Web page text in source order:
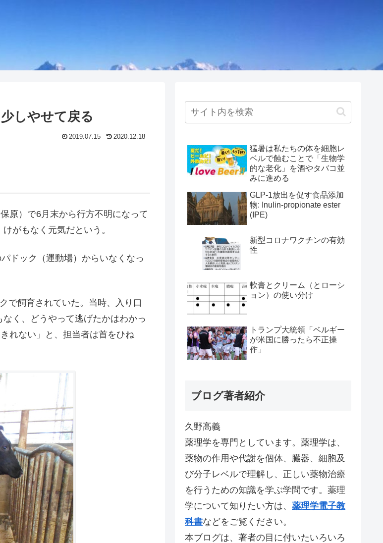
しやせて戻る
2019.07.15 2020.12.18
原）で6月末から行方不明になって
がもなく元気だという。
ドック（運動場）からいなくなっ
で飼育されていた。当時、入り口
く、どうやって逃げたかはわかっ
れない」と、担当者は首をひね
猛暑は私たちの体を細胞レ
ベルで蝕むことで「生物学
的な老化」を酒やタバコ並
みに進める
GLP-1放出を促す食品添加
物: Inulin-propionate ester
(IPE)
新型コロナワクチンの有効
性
軟膏とクリーム（とローシ
ョン）の使い分け
トランプ大統領「ベルギー
が米国に勝ったら不正操
作」
ブログ著者紹介
久野高義
薬理学を専門としています。薬理学は、
薬物の作用や代謝を個体、臓器、細胞及
び分子レベルで理解し、正しい薬物治療
を行うための知識を学ぶ学問です。薬理
学について知りたい方は、 薬理学電子教
科書などをご覧ください。
本ブログは、著者の目に付いたいろいろ